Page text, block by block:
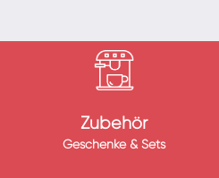
Zubehör
Geschenke & Sets